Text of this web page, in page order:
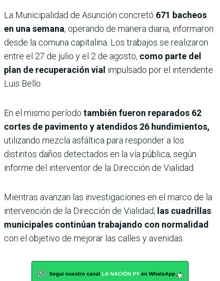
La Municipalidad de Asunción concretó 671 bacheos
en una semana, operando de manera diaria, informaron
desde la comuna capitalina. Los trabajos se realizaron
entre el 27 de julio y el 2 de agosto, como parte del
plan de recuperación vial impulsado por el intendente
Luis Bello.
En el mismo período también fueron reparados 62
cortes de pavimento y atendidos 26 hundimientos,
utilizando mezcla asfáltica para responder a los
distintos daños detectados en la vía pública, según
informe del interventor de la Dirección de Vialidad.
Mientras avanzan las investigaciones en el marco de la
intervención de la Dirección de Vialidad, las cuadrillas
municipales continúan trabajando con normalidad
con el objetivo de mejorar las calles y avenidas.